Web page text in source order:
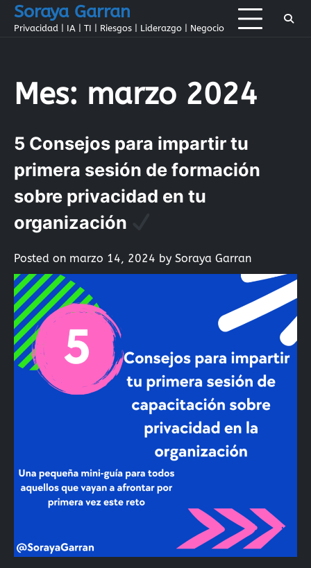
SkipSoraya Garran
Privacidad | IA | TI | Riesgos | Liderazgo | Negocio
Mes: marzo 2024
5 Consejos para impartir tu
primera sesión de formación
sobre privacidad en tu
organización
Posted on marzo 14, 2024 by Soraya Garran